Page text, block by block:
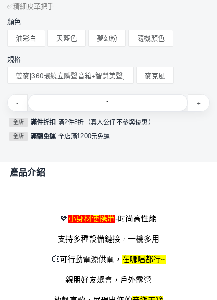
✅精細皮革把手
顏色
油彩白 天藍色 夢幻粉 隨機顏色
規格
雙麥[360環繞立體聲音箱+智慧美聲] 麥克風
- +
全店 滿件折扣 滿2件8折（真人公仔不參與優惠）
全店 滿額免運 全店滿1200元免運
產品介紹
💖小身材便携带-时尚高性能
支持多種設備鏈接，一機多用
💥可行動電源供電， 在哪唱都行~
親朋好友聚會，戶外露營